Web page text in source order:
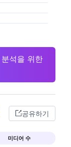
석을 위한
공유하기
미디어 수